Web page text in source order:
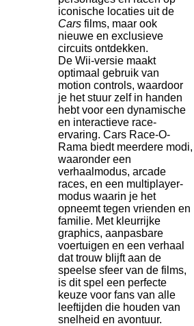
iconische locaties uit de
Cars films, maar ook
nieuwe en exclusieve
circuits ontdekken.
De Wii-versie maakt
optimaal gebruik van
motion controls, waardoor
je het stuur zelf in handen
hebt voor een dynamische
en interactieve race-
ervaring. Cars Race-O-
Rama biedt meerdere modi,
waaronder een
verhaalmodus, arcade
races, en een multiplayer-
modus waarin je het
opneemt tegen vrienden en
familie. Met kleurrijke
graphics, aanpasbare
voertuigen en een verhaal
dat trouw blijft aan de
speelse sfeer van de films,
is dit spel een perfecte
keuze voor fans van alle
leeftijden die houden van
snelheid en avontuur.